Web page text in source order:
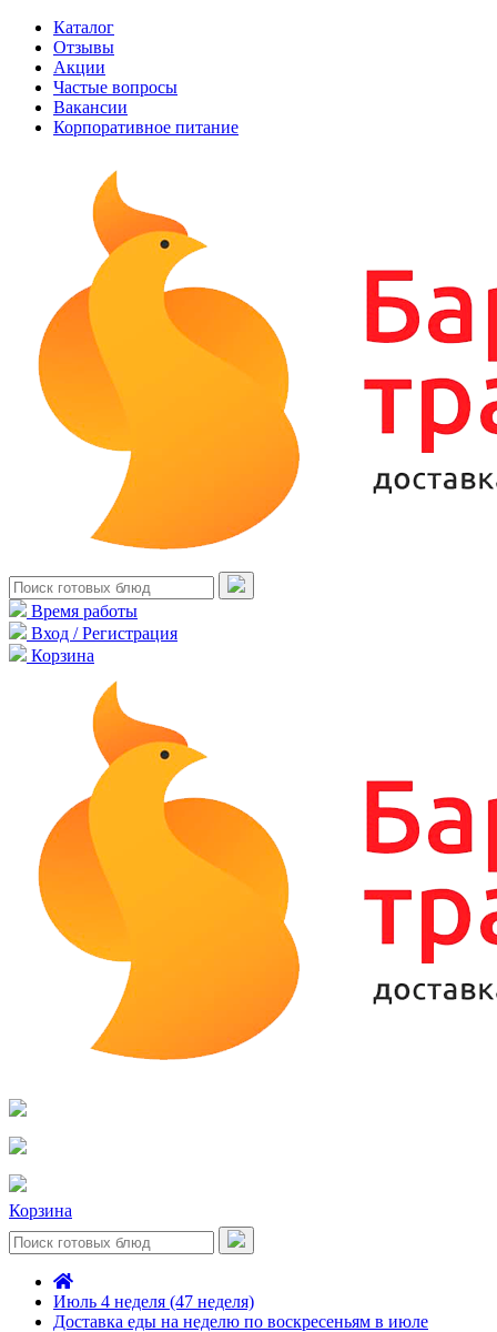
Каталог
Отзывы
Акции
Частые вопросы
Вакансии
Корпоративное питание
Время работы
Вход / Регистрация
Корзина
Корзина
Июль 4 неделя (47 неделя)
Доставка еды на неделю по воскресеньям в июле